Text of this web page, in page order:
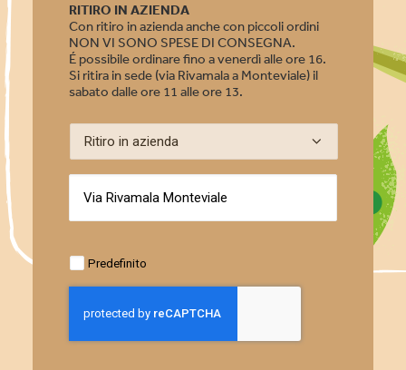
RITIRO IN AZIENDA
Con ritiro in azienda anche con piccoli ordini
NON VI SONO SPESE DI CONSEGNA.
É possibile ordinare fino a venerdì alle ore 16.
Si ritira in sede (via Rivamala a Monteviale) il
sabato dalle ore 11 alle ore 13.
Predefinito